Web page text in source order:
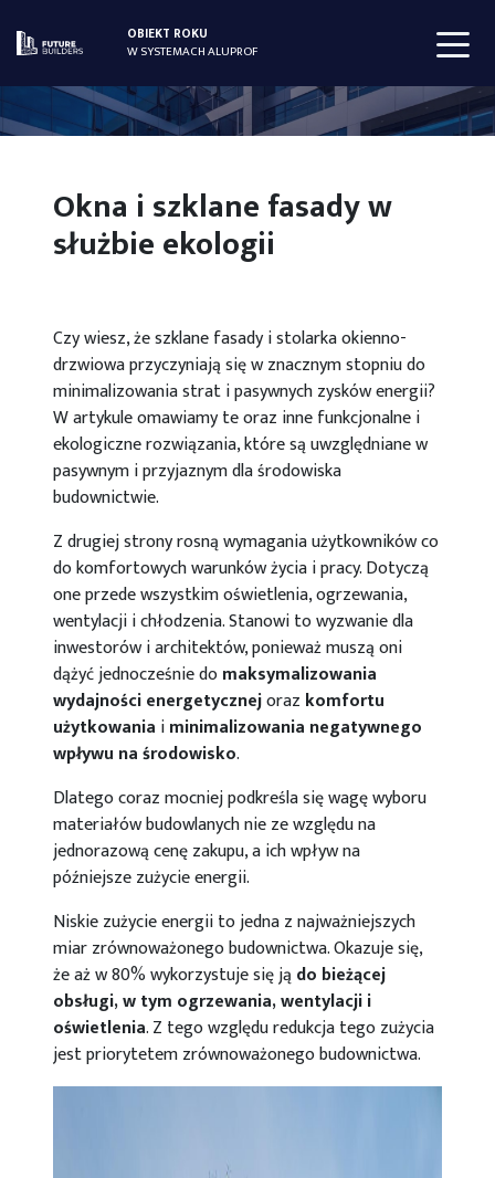
OBIEKT ROKU
W SYSTEMACH ALUPROF
Okna i szklane fasady w
służbie ekologii
Czy wiesz, że szklane fasady i stolarka okienno-
drzwiowa przyczyniają się w znacznym stopniu do
minimalizowania strat i pasywnych zysków energii?
W artykule omawiamy te oraz inne funkcjonalne i
ekologiczne rozwiązania, które są uwzględniane w
pasywnym i przyjaznym dla środowiska
budownictwie.
Z drugiej strony rosną wymagania użytkowników co
do komfortowych warunków życia i pracy. Dotyczą
one przede wszystkim oświetlenia, ogrzewania,
wentylacji i chłodzenia. Stanowi to wyzwanie dla
inwestorów i architektów, ponieważ muszą oni
dążyć jednocześnie domaksymalizowania
wydajności energetycznejoraz komfortu
użytkowania iminimalizowania negatywnego
wpływu na środowisko.
Dlatego coraz mocniej podkreśla się wagę wyboru
materiałów budowlanych nie ze względu na
jednorazową cenę zakupu, a ich wpływ na
późniejsze zużycie energii.
Niskie zużycie energii to jedna z najważniejszych
miar zrównoważonego budownictwa. Okazuje się,
że aż w 80% wykorzystuje się jądo bieżącej
obsługi, w tym ogrzewania, wentylacji i
oświetlenia. Z tego względu redukcja tego zużycia
jest priorytetem zrównoważonego budownictwa.